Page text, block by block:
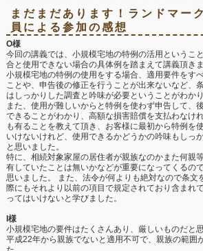
まだまだあります！ランドマー
員による参加の感想
O様
今回の講義では、小規模宅地の特例の活用というこ
合と使用できない場合の具体例を踏まえて講義頂きま
小規模宅地の特例の使用をする場合、適用要件をす
ことや、申告後の修正を行うことが出来ないなど、
はしっかりした調査と吟味が必要ということがわかり
また、使用が難しいからと特例を使わず申告して、
できることがわかり、高額な損害賠償を支払わなけ
も有ることを教えて頂き、お客様に最初から特例を
いけないけれど、使用できるかどうかの吟味もしっ
と思いました。
特に、相続対象家屋の居住者が親族なのかまた何親
有していたことは無いかなどが重要になってくるの
思いました。 また、法令が何よりも絶対なので条文
際にもそれより以前の項目で規定されており含まれ
ってはいけないと学びました。
I様
小規模宅地の要件はたくさんあり、厳しいものだと思
平成22年から親族でないと適用不可で、親族の範囲